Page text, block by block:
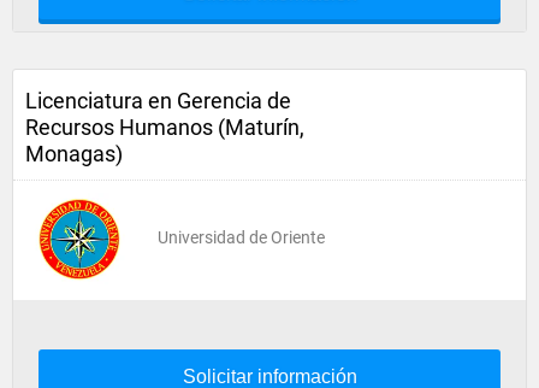
Licenciatura en Gerencia de
Recursos Humanos (Maturín,
Monagas)
Universidad de Oriente
Solicitar información